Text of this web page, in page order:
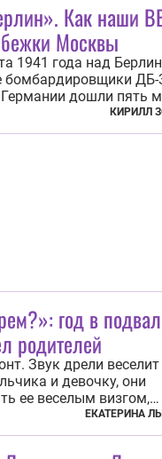
В Киеве...
Как наши
Москвы
1941 года над
бомбардировщики
Германии дошли пять
флота. Они
в тот момент жил
КИРИЛЛ
год в
родителей
Звук дрели
и девочку, они
ее веселым визгом,
на бабушку. Она
что она
ЕКАТЕРИНА